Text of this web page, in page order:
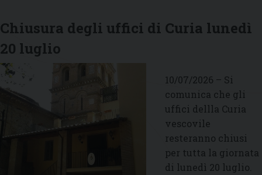
Palazzo
Gandolfo
«Concerto
Chiusura degli uffici di Curia lunedì
20 luglio
10/07/2026 – Si
comunica che gli
uffici dellla Curia
vescovile
resteranno chiusi
per tutta la giornata
di lunedì 20 luglio.